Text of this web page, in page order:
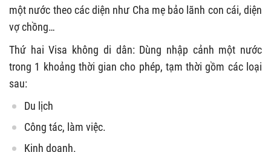
một nước theo các diện như Cha mẹ bảo lãnh con cái, diện
vợ chồng…
Thứ hai Visa không di dân: Dùng nhập cảnh một nước
trong 1 khoảng thời gian cho phép, tạm thời gồm các loại
sau:
Du lịch
Công tác, làm việc.
Kinh doanh.